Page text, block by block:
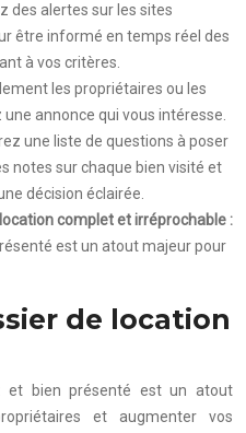
des alertes sur les sites
être informé en temps réel des
à vos critères.
les propriétaires ou les
annonce qui vous intéresse.
une liste de questions à poser
notes sur chaque bien visité et
décision éclairée.
complet et irréprochable :
est un atout majeur pour
de location
et bien présenté est un atout
et augmenter vos